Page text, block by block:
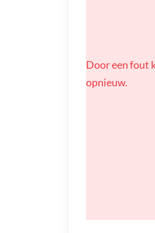
Door een fout
opnieuw.